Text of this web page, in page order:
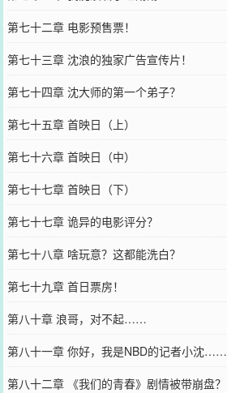
第七十二章 电影预售票！
第七十三章 沈浪的独家广告宣传片！
第七十四章 沈大师的第一个弟子？
第七十五章 首映日（上）
第七十六章 首映日（中）
第七十七章 首映日（下）
第七十七章 诡异的电影评分？
第七十八章 啥玩意？这都能洗白？
第七十九章 首日票房！
第八十章 浪哥，对不起……
第八十一章 你好，我是NBD的记者小沈……
第八十二章 《我们的青春》剧情被带崩盘？